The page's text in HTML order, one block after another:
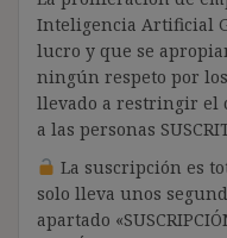
Inteligencia Artificial
lucro y que se
ningún respeto por
llevado a restringir el
a las personas
La suscripción es
solo lleva unos
apartado